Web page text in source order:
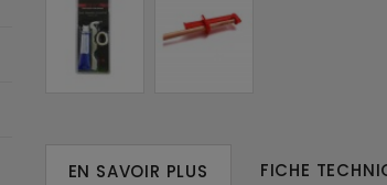
EN SAVOIR PLUS FICHE